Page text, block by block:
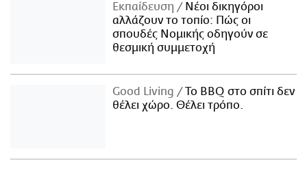
Εκπαίδευση
Νέοι δικηγόροι
αλλάζουν το τοπίο: Πώς οι
σπουδές Νομικής οδηγούν σε
θεσμική συμμετοχή
Good Living
Το BBQ στο σπίτι δεν
θέλει χώρο. Θέλει τρόπο.